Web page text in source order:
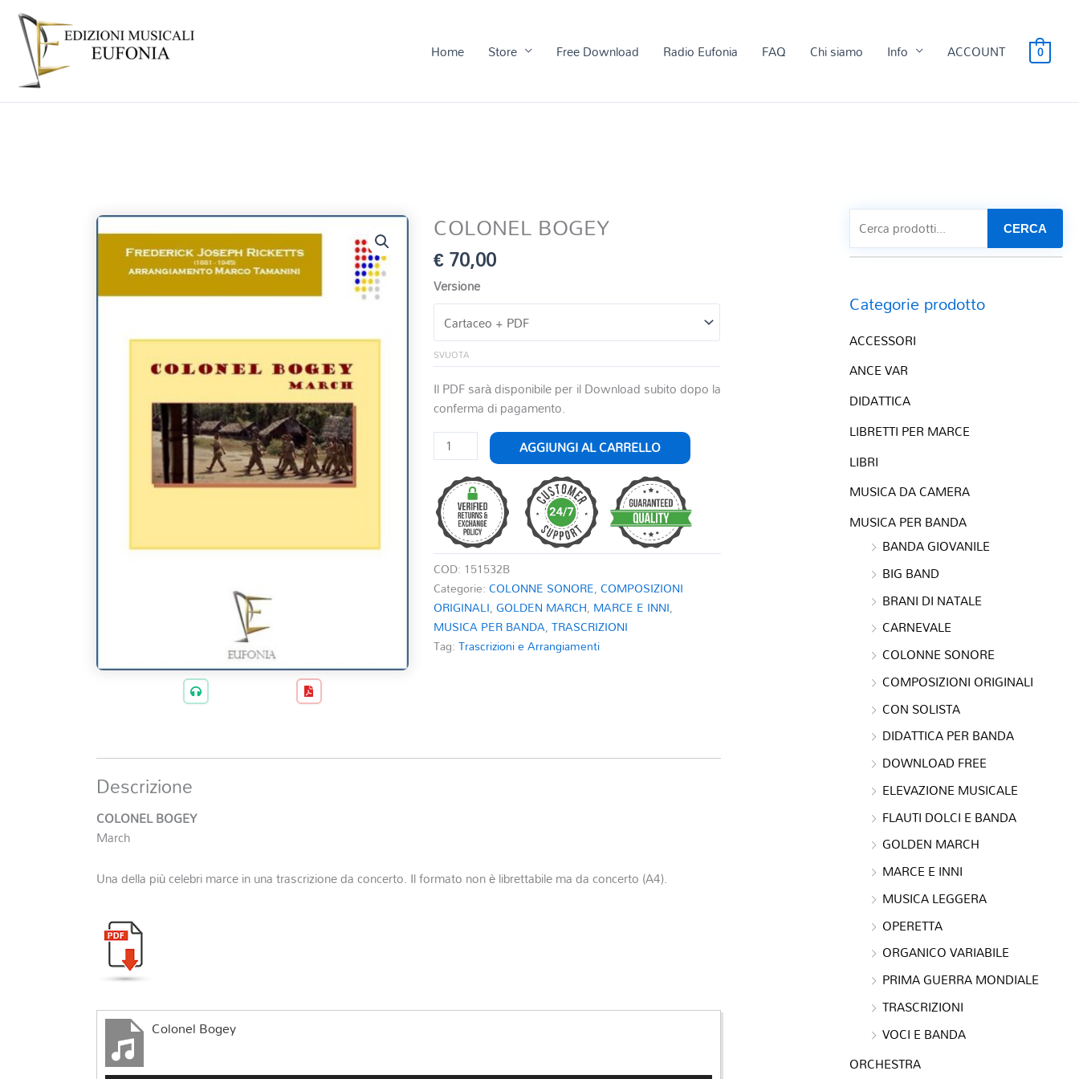
Home Store Free Download Radio Eufonia FAQ Chi siamo Info ACCOUNT 0
COLONEL BOGEY
€70,00
Versione
SVUOTA
Il PDF sarà disponibile per il Download subito dopo la
conferma di pagamento.
COLONEL
BOGEY
quantità
AGGIUNGI AL CARRELLO
COD: 151532B
Categorie:COLONNE SONORE,COMPOSIZIONI
ORIGINALI,GOLDEN MARCH, MARCE E INNI,
MUSICA PER BANDA,TRASCRIZIONI
Tag:Trascrizioni e Arrangiamenti
Descrizione
COLONEL BOGEY
March
Una della più celebri marce in una trascrizione da concerto. Il formato non è librettabile ma da concerto (A4).
Colonel Bogey
CERCA
Categorie prodotto
ACCESSORI
ANCE VAR
DIDATTICA
LIBRETTI PER MARCE
LIBRI
MUSICA DA CAMERA
MUSICA PER BANDA
BANDA GIOVANILE
BIG BAND
BRANI DI NATALE
CARNEVALE
COLONNE SONORE
COMPOSIZIONI ORIGINALI
CON SOLISTA
DIDATTICA PER BANDA
DOWNLOAD FREE
ELEVAZIONE MUSICALE
FLAUTI DOLCI E BANDA
GOLDEN MARCH
MARCE E INNI
MUSICA LEGGERA
OPERETTA
ORGANICO VARIABILE
PRIMA GUERRA MONDIALE
TRASCRIZIONI
VOCI E BANDA
ORCHESTRA